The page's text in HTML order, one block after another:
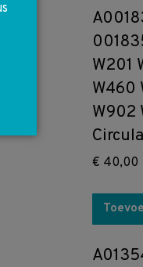
W201
W460
W902
€ 40,00